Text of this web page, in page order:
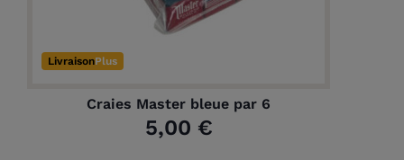
LivraisonPlus
Craies Master bleue par 6
5,00 €